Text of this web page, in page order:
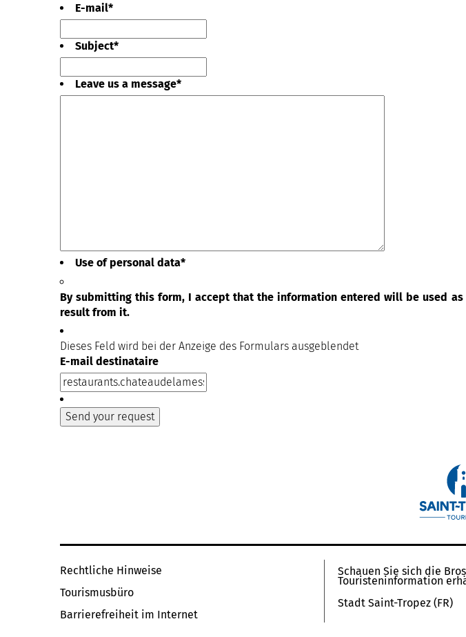
E-mail*
Subject*
Leave us a message*
Use of personal data*
By submitting this form, I accept that the information entered will be used
result from it.
Dieses Feld wird bei der Anzeige des Formulars ausgeblendet
E-mail destinataire
Rechtliche Hinweise
Tourismusbüro
Barrierefreiheit im Internet
Schauen Sie sich die
Touristeninformation
Stadt Saint-Tropez (FR)